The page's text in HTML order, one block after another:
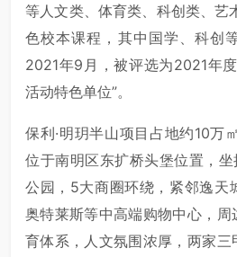
等人文类、体育类、科创类、
色校本课程，其中国学、科创
2021年9月，被评选为2021年
活动特色单位”。
保利·明玥半山项目占地约10万
位于南明区东扩桥头堡位置，
公园，5大商圈环绕，紧邻逸天
奥特莱斯等中高端购物中心，
育体系，人文氛围浓厚，两家